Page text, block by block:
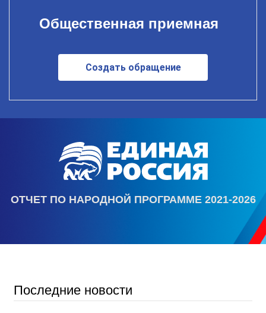
Общественная приемная
Создать обращение
ОТЧЕТ ПО НАРОДНОЙ ПРОГРАММЕ 2021-2026
Последние новости